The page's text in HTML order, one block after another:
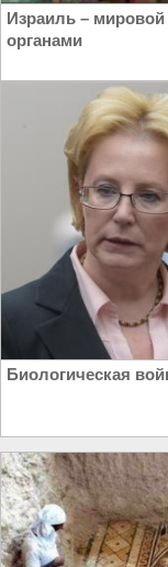
Израиль – мировой
органами
Биологическая